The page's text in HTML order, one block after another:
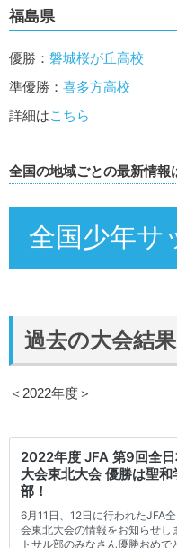
福島県
優勝： 磐城桜が丘高校
準優勝： 喜多方高校
詳細はこちら
全国の地域ごとの最新情報
全国少年サ
過去の大会結果
＜2022年度＞